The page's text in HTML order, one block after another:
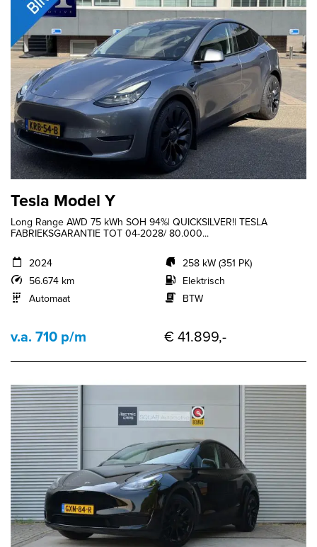
Tesla Model Y
Long Range AWD 75 kWh SOH 94%| QUICKSILVER!| TESLA
FABRIEKSGARANTIE TOT 04-2028/ 80.000...
2024
56.674 km
Automaat
258 kW (351 PK)
Elektrisch
BTW
v.a. 710 p/m € 41.899,-